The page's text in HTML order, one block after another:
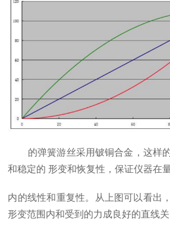
的弹簧游丝采用铍铜合金，这样
和稳定的 形变和恢复性，保证仪器在
内的线性和重复性。从上图可以看出，
形变范围内和受到的力成良好的直线关